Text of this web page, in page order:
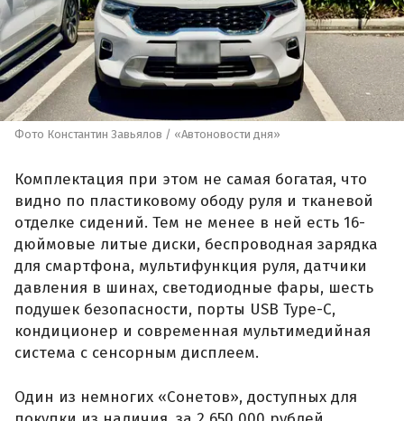
Фото Константин Завьялов / «Автоновости дня»
Комплектация при этом не самая богатая, что
видно по пластиковому ободу руля и тканевой
отделке сидений. Тем не менее в ней есть 16-
дюймовые литые диски, беспроводная зарядка
для смартфона, мультифункция руля, датчики
давления в шинах, светодиодные фары, шесть
подушек безопасности, порты USB Type-C,
кондиционер и современная мультимедийная
система с сенсорным дисплеем.
Один из немногих «Сонетов», доступных для